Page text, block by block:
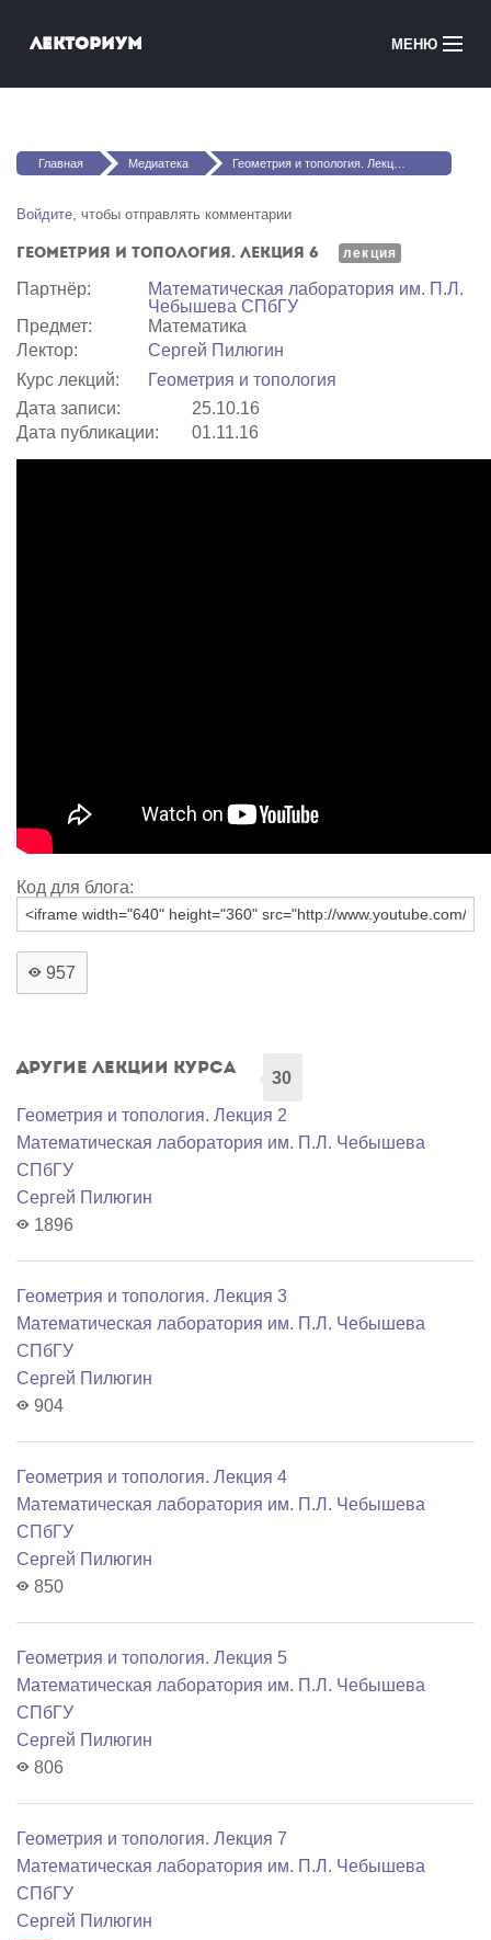
Лекториум МЕНЮ
Медиатека
Courses in English
Вы здесь
Главная Медиатека Геометрия и топология. Лекция 6
Войдите, чтобы отправлять комментарии
Геометрия и топология. Лекция 6 лекция
Партнёр:
Математичеcкая лаборатория им. П.Л.
Чебышева СПбГУ
Предмет:
Математика
Лектор:
Сергей Пилюгин
Курс лекций:
Геометрия и топология
Дата записи:
25.10.16
Дата публикации:
01.11.16
Код для блога:
957
Другие лекции курса
30
Геометрия и топология. Лекция 2
Математичеcкая лаборатория им. П.Л. Чебышева
СПбГУ
Сергей Пилюгин
1896
Геометрия и топология. Лекция 3
Математичеcкая лаборатория им. П.Л. Чебышева
СПбГУ
Сергей Пилюгин
904
Геометрия и топология. Лекция 4
Математичеcкая лаборатория им. П.Л. Чебышева
СПбГУ
Сергей Пилюгин
850
Геометрия и топология. Лекция 5
Математичеcкая лаборатория им. П.Л. Чебышева
СПбГУ
Сергей Пилюгин
806
Геометрия и топология. Лекция 7
Математичеcкая лаборатория им. П.Л. Чебышева
СПбГУ
Сергей Пилюгин